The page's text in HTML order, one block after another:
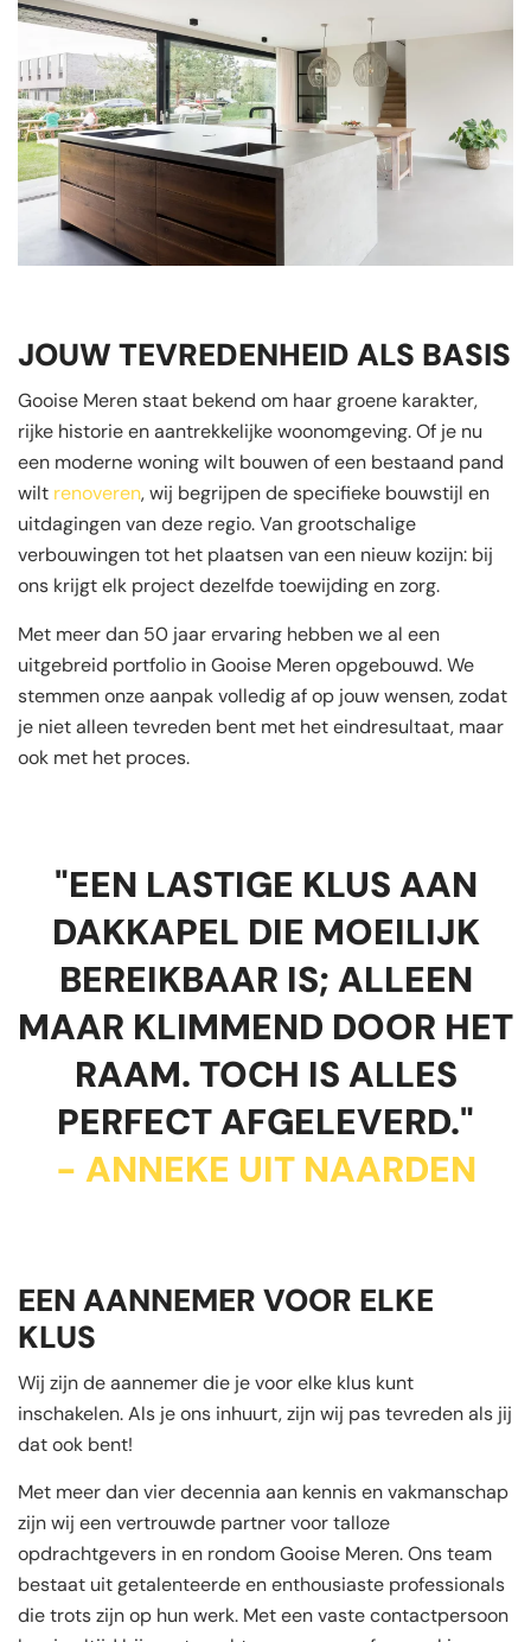
JOUW TEVREDENHEID ALS BASIS
Gooise Meren staat bekend om haar groene karakter,
rijke historie en aantrekkelijke woonomgeving. Of je nu
een moderne woning wilt bouwen of een bestaand pand
wilt renoveren, wij begrijpen de specifieke bouwstijl en
uitdagingen van deze regio. Van grootschalige
verbouwingen tot het plaatsen van een nieuw kozijn: bij
ons krijgt elk project dezelfde toewijding en zorg.
Met meer dan 50 jaar ervaring hebben we al een
uitgebreid portfolio in Gooise Meren opgebouwd. We
stemmen onze aanpak volledig af op jouw wensen, zodat
je niet alleen tevreden bent met het eindresultaat, maar
ook met het proces.
"EEN LASTIGE KLUS AAN
DAKKAPEL DIE MOEILIJK
BEREIKBAAR IS; ALLEEN
MAAR KLIMMEND DOOR HET
RAAM. TOCH IS ALLES
PERFECT AFGELEVERD."
- ANNEKE UIT NAARDEN
EEN AANNEMER VOOR ELKE
KLUS
Wij zijn de aannemer die je voor elke klus kunt
inschakelen. Als je ons inhuurt, zijn wij pas tevreden als jij
dat ook bent!
Met meer dan vier decennia aan kennis en vakmanschap
zijn wij een vertrouwde partner voor talloze
opdrachtgevers in en rondom Gooise Meren. Ons team
bestaat uit getalenteerde en enthousiaste professionals
die trots zijn op hun werk. Met een vaste contactpersoon